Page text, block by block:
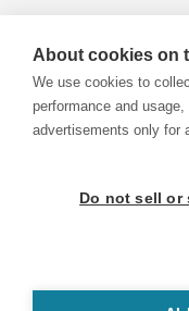
About cookies on
We use cookies to
performance and
advertisements only for
Do not sell or